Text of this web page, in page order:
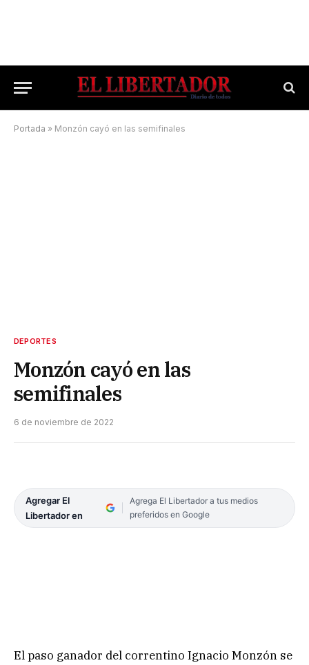
Portada » Monzón cayó en las semifinales
DEPORTES
Monzón cayó en las
semifinales
6 de noviembre de 2022
Agregar El
Libertador en
Agrega El Libertador a tus medios
preferidos en Google
El paso ganador del correntino Ignacio Monzón se